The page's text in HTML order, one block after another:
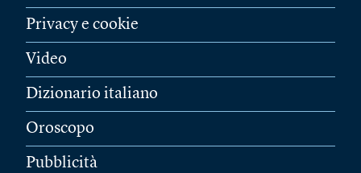
Privacy e cookie
Video
Dizionario italiano
Oroscopo
Pubblicità